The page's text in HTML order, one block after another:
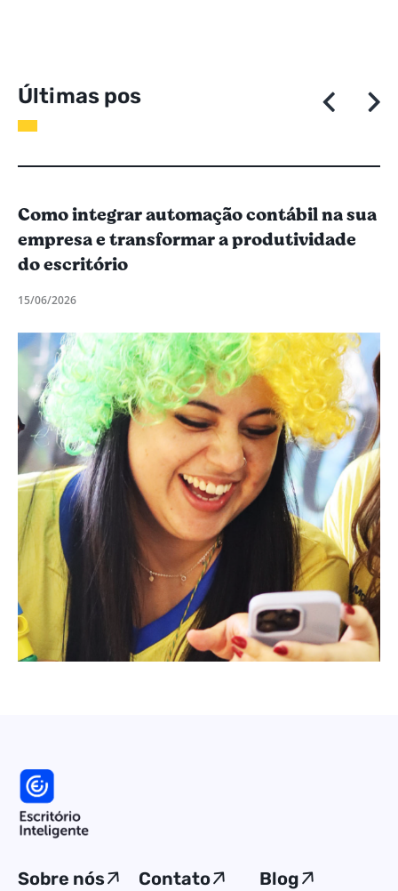
Últimas pos
Como integrar automação contábil na sua
empresa e transformar a produtividade
do escritório
15/06/2026
Sobre nós Contato Blog